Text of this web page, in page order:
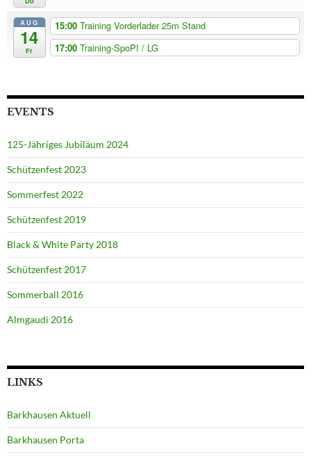
AUG
14
Fr
15:00 Training Vorderlader 25m Stand
17:00 Training-SpoPI / LG
EVENTS
125-Jähriges Jubiläum 2024
Schützenfest 2023
Sommerfest 2022
Schützenfest 2019
Black & White Party 2018
Schützenfest 2017
Sommerball 2016
Almgaudi 2016
LINKS
Barkhausen Aktuell
Barkhausen Porta